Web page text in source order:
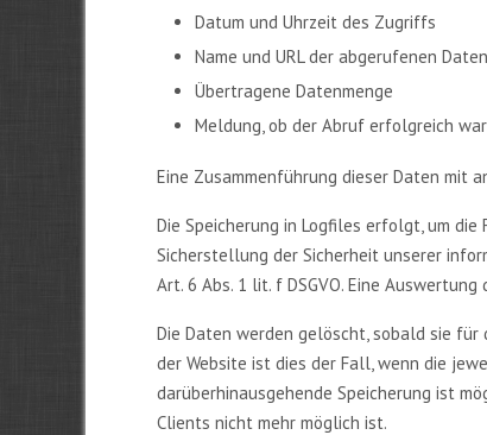
Datum und Uhrzeit des Zugriffs
Name und URL der abgerufenen Daten
Übertragene Datenmenge
Meldung, ob der Abruf erfolgreich war
Eine Zusammenführung dieser Daten mit
Die Speicherung in Logfiles erfolgt, um
Sicherstellung der Sicherheit unserer
Art. 6 Abs. 1 lit. f DSGVO. Eine
Die Daten werden gelöscht, sobald sie
der Website ist dies der Fall, wenn die
darüberhinausgehende Speicherung ist
Clients nicht mehr möglich ist.